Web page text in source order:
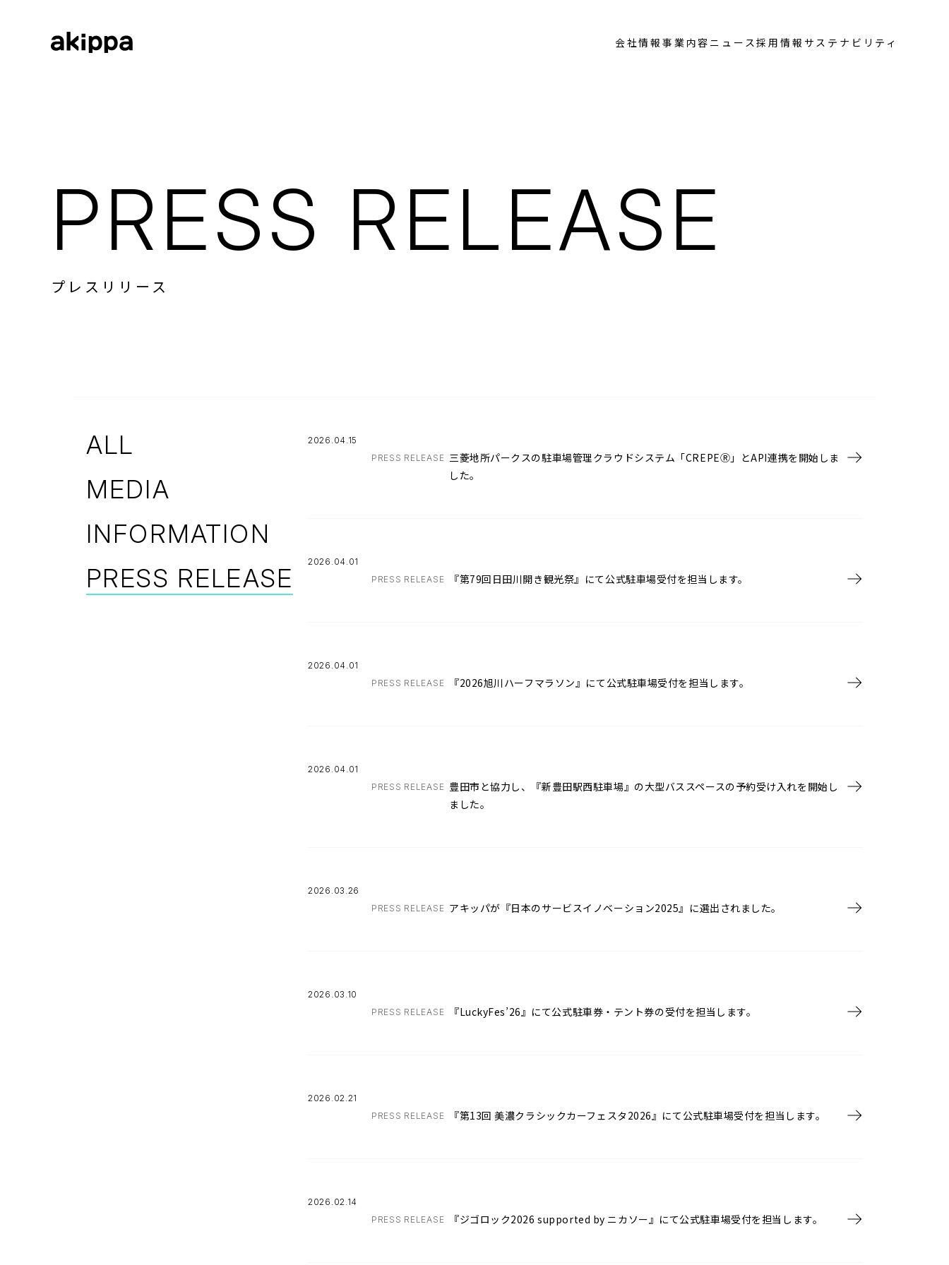
会社情報 事業内容 ニュース採用情報 サステナビリティ
PRESS RELEASE
プレスリリース
ALL
MEDIA
INFORMATION
PRESS RELEASE
2026.04.15
PRESS RELEASE 三菱地所パークスの駐車場管理クラウドシステム「CREPEⓇ」とAPI連携を開始しま
した。
2026.04.01
PRESS RELEASE
『第79回日田川開き観光祭』にて公式駐車場受付を担当します。
2026.04.01
PRESS RELEASE
『2026旭川ハーフマラソン』にて公式駐車場受付を担当します。
2026.04.01
PRESS RELEASE 豊田市と協力し、『新豊田駅西駐車場』の大型バススペースの予約受け入れを開始し
ました。
2026.03.26
PRESS RELEASE アキッパが『日本のサービスイノベーション2025』に選出されました。
2026.03.10
PRESS RELEASE
『LuckyFes’26』にて公式駐車券・テント券の受付を担当します。
2026.02.21
PRESS RELEASE
『第13回 美濃クラシックカーフェスタ2026』にて公式駐車場受付を担当します。
2026.02.14
PRESS RELEASE
『ジゴロック2026 supported by ニカソー』にて公式駐車場受付を担当します。
役員紹介
ニュース
お知らせ
採用情報